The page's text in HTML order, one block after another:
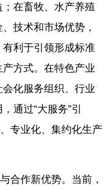
在畜牧、水产养殖
技术和市场优势，
利于引领形成标准
方式。在特色产业
化服务组织、行业
通过“大服务”引
专业化、集约化生产
合作新优势。当前，